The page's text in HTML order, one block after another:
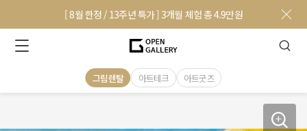
[ 8월 한정 / 13주년 특가 ] 3개월 체험 총 4.9만원
그림렌탈 아트테크 아트굿즈